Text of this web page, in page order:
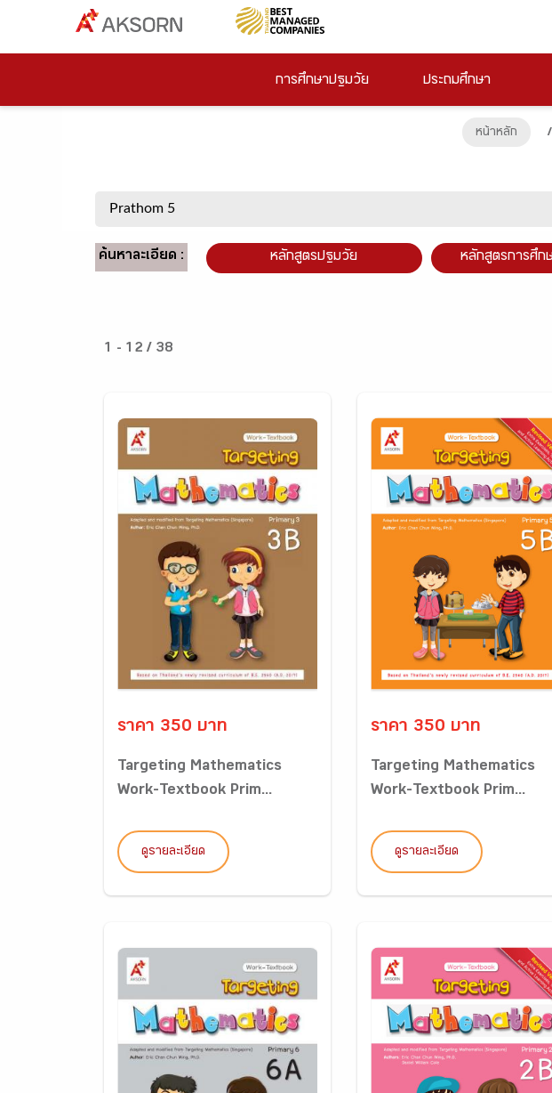
การศึกษาปฐมวัย ประถมศึกษา
หน้าหลัก /
ค้นหาละเอียด : หลักสูตรปฐมวัย หลักสูตรการศึก
1 - 12 / 38
ราคา 350 บาท
Targeting Mathematics
Work-Textbook Prim...
ดูรายละเอียด
ราคา 350 บาท
Targeting Mathematics
Work-Textbook Prim...
ดูรายละเอียด